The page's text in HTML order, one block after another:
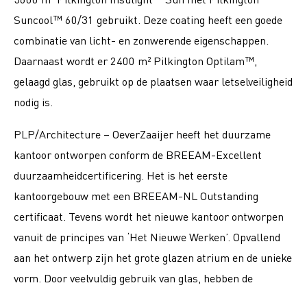
Suncool™ 60/31 gebruikt. Deze coating heeft een goede
combinatie van licht- en zonwerende eigenschappen.
Daarnaast wordt er 2400 m² Pilkington Optilam™,
gelaagd glas, gebruikt op de plaatsen waar letselveiligheid
nodig is.
PLP/Architecture – OeverZaaijer heeft het duurzame
kantoor ontworpen conform de BREEAM-Excellent
duurzaamheidcertificering. Het is het eerste
kantoorgebouw met een BREEAM-NL Outstanding
certificaat. Tevens wordt het nieuwe kantoor ontworpen
vanuit de principes van ‘Het Nieuwe Werken’. Opvallend
aan het ontwerp zijn het grote glazen atrium en de unieke
vorm. Door veelvuldig gebruik van glas, hebben de